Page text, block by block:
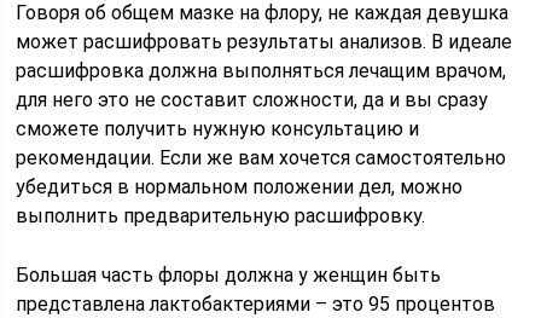
Говоря об общем мазке на флору, не каждая девушка
может расшифровать результаты анализов. В идеале
расшифровка должна выполняться лечащим врачом,
для него это не составит сложности, да и вы сразу
сможете получить нужную консультацию и
рекомендации. Если же вам хочется самостоятельно
убедиться в нормальном положении дел, можно
выполнить предварительную расшифровку.
Большая часть флоры должна у женщин быть
представлена лактобактериями – это 95 процентов